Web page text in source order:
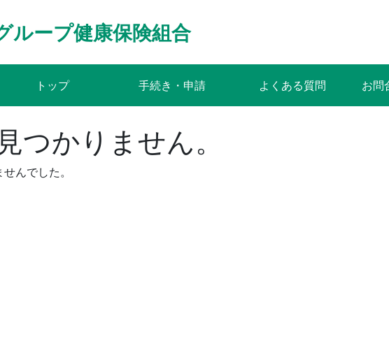
ループ健康保険組合
トップ 手続き・申請 よくある質問 お問
つかりません。
んでした。